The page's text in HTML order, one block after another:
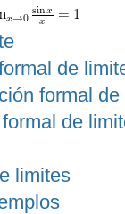
de
formal de
de
limites